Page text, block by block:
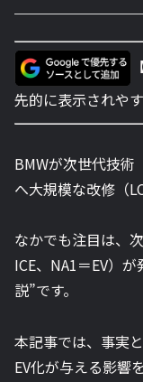
先的に表示されや
BMWが次世代技術
へ大規模な改修（
なかでも注目は、
ICE、NA1＝EV）
説”です。
本記事では、事実
EV化が与える影響